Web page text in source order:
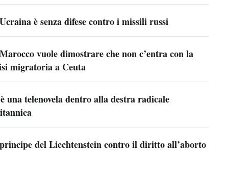
è senza difese contro i missili russi
vuole dimostrare che non c’entra con la
migratoria a Ceuta
una telenovela dentro alla destra radicale
del Liechtenstein contro il diritto all’aborto